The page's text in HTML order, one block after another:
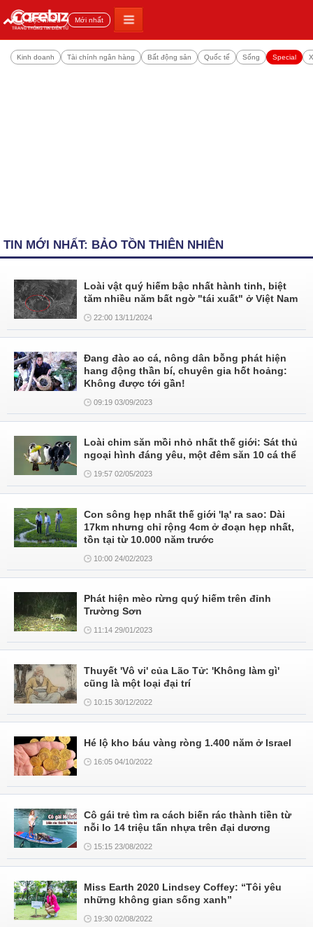
Đọc nhiều Mới nhất
Kinh doanh Tài chính ngân hàng Bất động sản Quốc tế Sống Special
TIN MỚI NHẤT: BẢO TỒN THIÊN NHIÊN
Loài vật quý hiếm bậc nhất hành tinh, biệt
tăm nhiều năm bất ngờ "tái xuất" ở Việt Nam
22:00 13/11/2024
Đang đào ao cá, nông dân bỗng phát hiện
hang động thần bí, chuyên gia hốt hoảng:
Không được tới gần!
09:19 03/09/2023
Loài chim săn mồi nhỏ nhất thế giới: Sát thủ
ngoại hình đáng yêu, một đêm săn 10 cá thể
19:57 02/05/2023
Con sông hẹp nhất thế giới 'lạ' ra sao: Dài
17km nhưng chỉ rộng 4cm ở đoạn hẹp nhất,
tồn tại từ 10.000 năm trước
10:00 24/02/2023
Phát hiện mèo rừng quý hiếm trên đỉnh
Trường Sơn
11:14 29/01/2023
Thuyết 'Vô vi' của Lão Tử: 'Không làm gì'
cũng là một loại đại trí
10:15 30/12/2022
Hé lộ kho báu vàng ròng 1.400 năm ở Israel
16:05 04/10/2022
Cô gái trẻ tìm ra cách biến rác thành tiền từ
nỗi lo 14 triệu tấn nhựa trên đại dương
15:15 23/08/2022
Miss Earth 2020 Lindsey Coffey: “Tôi yêu
những không gian sống xanh”
19:30 02/08/2022